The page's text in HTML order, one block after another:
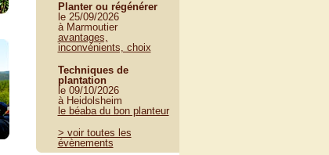
Planter ou régénérer
le 25/09/2026
à Marmoutier
avantages,
inconvénients, choix
Techniques de
plantation
le 09/10/2026
à Heidolsheim
le béaba du bon planteur
> voir toutes les
évènements